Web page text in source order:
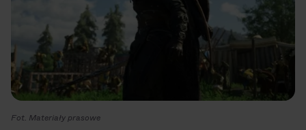
Fot. Materiały prasowe